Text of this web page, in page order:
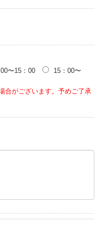
〜15：00
15：00〜
合がございます。予めご了承